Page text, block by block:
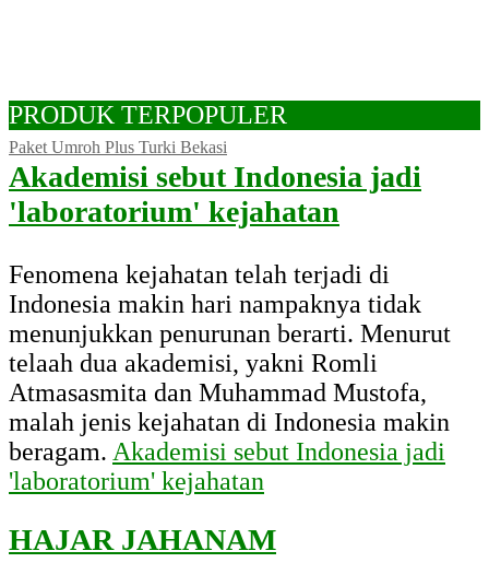
PRODUK TERPOPULER
Paket Umroh Plus Turki Bekasi
Akademisi sebut Indonesia jadi
'laboratorium' kejahatan
Fenomena kejahatan telah terjadi di
Indonesia makin hari nampaknya tidak
menunjukkan penurunan berarti. Menurut
telaah dua akademisi, yakni Romli
Atmasasmita dan Muhammad Mustofa,
malah jenis kejahatan di Indonesia makin
beragam. Akademisi sebut Indonesia jadi
'laboratorium' kejahatan
HAJAR JAHANAM